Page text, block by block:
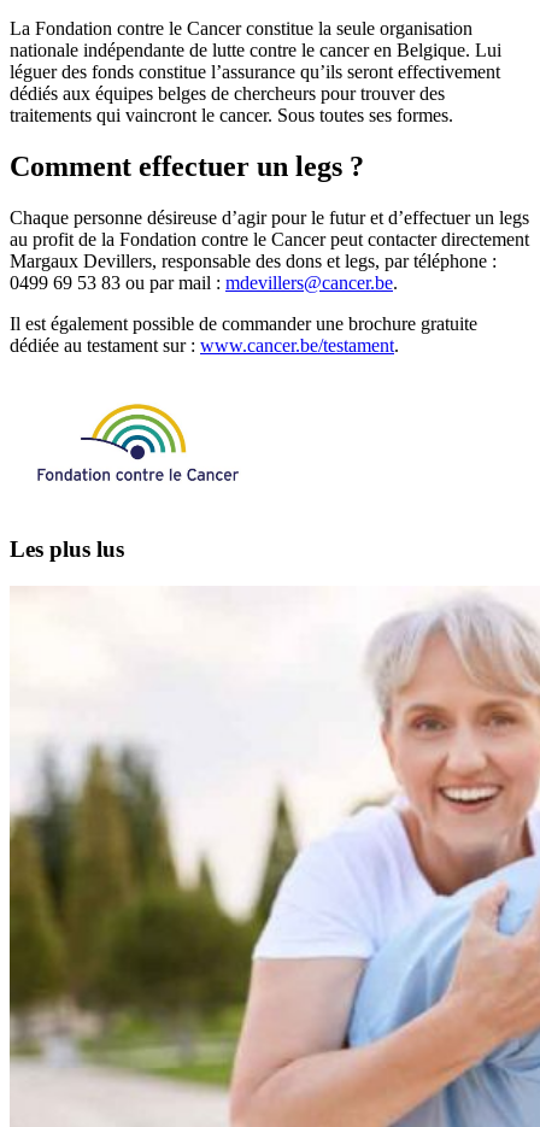
La Fondation contre le Cancer constitue la seule organisation
nationale indépendante de lutte contre le cancer en Belgique. Lui
léguer des fonds constitue l’assurance qu’ils seront effectivement
dédiés aux équipes belges de chercheurs pour trouver des
traitements qui vaincront le cancer. Sous toutes ses formes.
Comment effectuer un legs ?
Chaque personne désireuse d’agir pour le futur et d’effectuer un legs
au profit de la Fondation contre le Cancer peut contacter directement
Margaux Devillers, responsable des dons et legs, par téléphone :
0499 69 53 83 ou par mail : mdevillers@cancer.be.
Il est également possible de commander une brochure gratuite
dédiée au testament sur : www.cancer.be/testament.
Les plus lus